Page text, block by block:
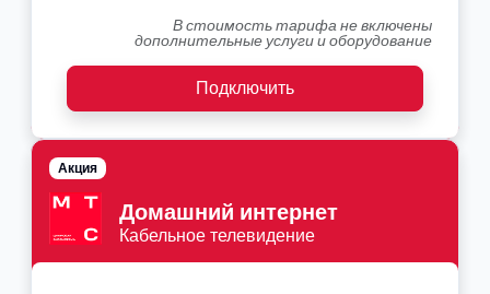
В стоимость тарифа не включены
дополнительные услуги и оборудование
Подключить
Домашний интернет
Кабельное телевидение
Акция